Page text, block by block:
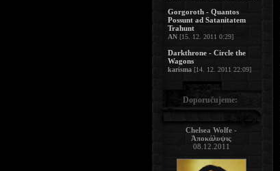
Gorgoroth - Quantos
Possunt ad Satanitatem
Trahunt
AN [15. 12. 2011 0:29]
Darkthrone - Circle the
Wagons
karisma [14. 12. 2011 22:09]
Doporučujeme:
Chelsea Wolfe -
Ἀποκάλυψις
08.12.2011